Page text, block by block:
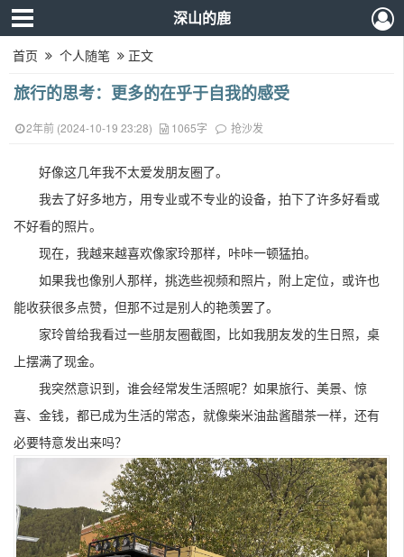
深山的鹿
首页 个人随笔 正文
旅行的思考：更多的在乎于自我的感受
2年前 (2024-10-19 23:28) 1065字 抢沙发
好像这几年我不太爱发朋友圈了。
我去了好多地方，用专业或不专业的设备，拍下了许多好看或
不好看的照片。
现在，我越来越喜欢像家玲那样，咔咔一顿猛拍。
如果我也像别人那样，挑选些视频和照片，附上定位，或许也
能收获很多点赞，但那不过是别人的艳羡罢了。
家玲曾给我看过一些朋友圈截图，比如我朋友发的生日照，桌
上摆满了现金。
我突然意识到，谁会经常发生活照呢？如果旅行、美景、惊
喜、金钱，都已成为生活的常态，就像柴米油盐酱醋茶一样，还有
必要特意发出来吗？